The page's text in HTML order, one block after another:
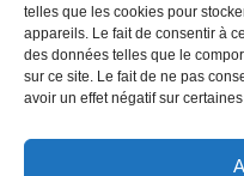
telles que les cookies pour
appareils. Le fait de consentir à
des données telles que le
sur ce site. Le fait de ne pas
avoir un effet négatif sur
Politique de